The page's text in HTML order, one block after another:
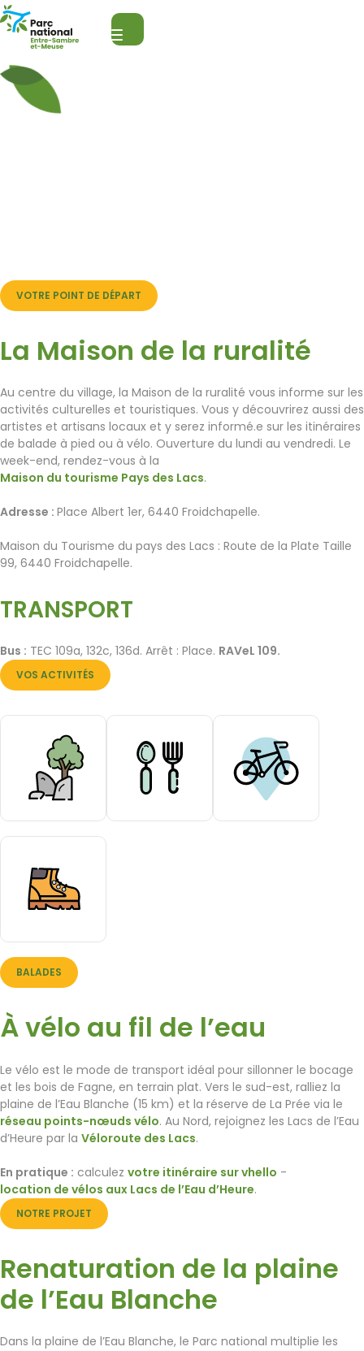
Parc national de l’Entre-Sambre-et-Meuse
Menu
Ouvrir la recherche
Lacs et vallées de
VOTRE POINT DE DÉPART
La Maison de la ruralité
Au centre du village, la Maison de la ruralité vous informe sur les
activités culturelles et touristiques. Vous y découvrirez aussi des
artistes et artisans locaux et y serez informé.e sur les itinéraires
de balade à pied ou à vélo. Ouverture du lundi au vendredi. Le
week-end, rendez-vous à la
Maison du tourisme Pays des Lacs.
Adresse : Place Albert 1er, 6440 Froidchapelle.
Maison du Tourisme du pays des Lacs : Route de la Plate Taille
99, 6440 Froidchapelle.
TRANSPORT
Bus : TEC 109a, 132c, 136d. Arrêt : Place. RAVeL 109.
VOS ACTIVITÉS
BALADES
À vélo au fil de l’eau
Le vélo est le mode de transport idéal pour sillonner le bocage
et les bois de Fagne, en terrain plat. Vers le sud-est, ralliez la
plaine de l’Eau Blanche (15 km) et la réserve de La Prée via le
réseau points-nœuds vélo. Au Nord, rejoignez les Lacs de l’Eau
d’Heure par la Véloroute des Lacs.
En pratique : calculez votre itinéraire sur vhello -
location de vélos aux Lacs de l’Eau d’Heure.
NOTRE PROJET
Renaturation de la plaine
de l’Eau Blanche
Dans la plaine de l’Eau Blanche, le Parc national multiplie les